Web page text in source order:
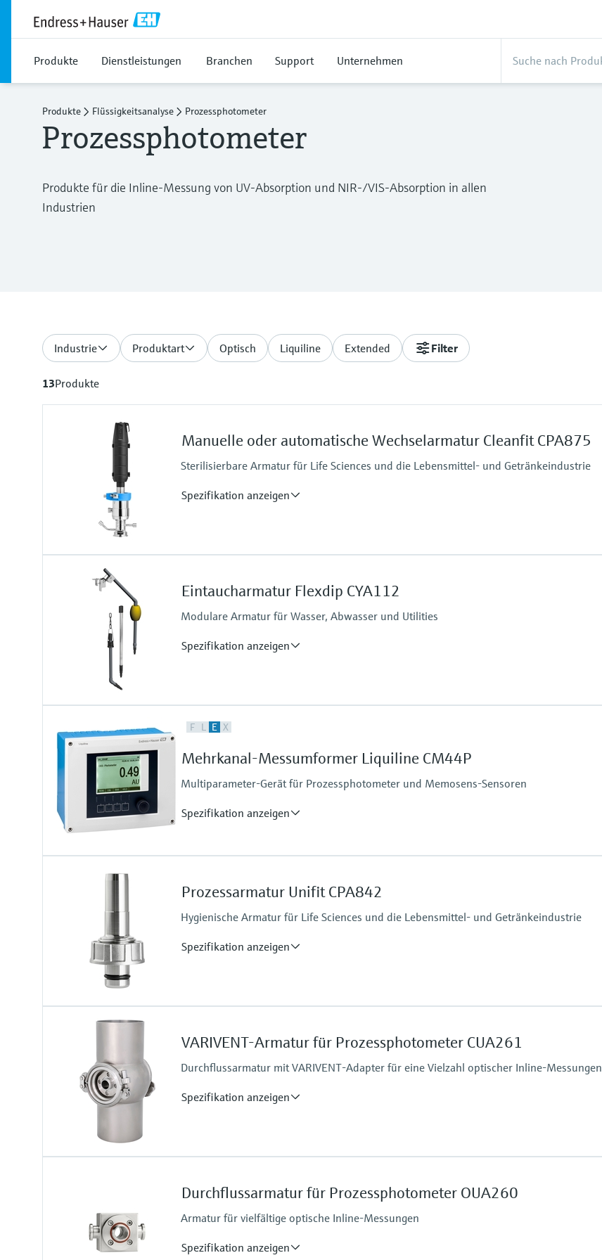
Produkte Dienstleistungen Branchen Support Unternehmen
Produkte Flüssigkeitsanalyse Prozessphotometer
Prozessphotometer
Produkte für die Inline-Messung von UV-Absorption und NIR-/VIS-Absorption in allen
Industrien
Industrie Produktart Optisch Liquiline Extended Filter
13Produkte
Manuelle oder automatische Wechselarmatur Cleanfit CPA875
Sterilisierbare Armatur für Life Sciences und die Lebensmittel- und Getränkeindustrie
Spezifikation anzeigen
-10 ... 140 °C (14 ... 284 °F)
Eintaucharmatur Flexdip CYA112
Modulare Armatur für Wasser, Abwasser und Utilities
Spezifikation anzeigen
Prozesstemperatur
F L E X
Mehrkanal-Messumformer Liquiline CM44P
Multiparameter-Gerät für Prozessphotometer und Memosens-Sensoren
Spezifikation anzeigen
Schaltschrankgerät: Berührungsschutz IP20
Feldgerät: IP 66/67
Prozessarmatur Unifit CPA842
Hygienische Armatur für Life Sciences und die Lebensmittel- und Getränkeindustrie
Spezifikation anzeigen
-15 ... 140 °C (5 ... 280 °F)
VARIVENT-Armatur für Prozessphotometer CUA261
Durchflussarmatur mit VARIVENT-Adapter für eine Vielzahl optischer Inline-Messungen
Spezifikation anzeigen
0 … 135°C (32 … 275 °F)
Durchflussarmatur für Prozessphotometer OUA260
Armatur für vielfältige optische Inline-Messungen
Spezifikation anzeigen